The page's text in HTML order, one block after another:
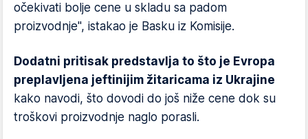
očekivati bolje cene u skladu sa padom
proizvodnje", istakao je Basku iz Komisije.
Dodatni pritisak predstavlja to što je Evropa
preplavljena jeftinijim žitaricama iz Ukrajine
kako navodi, što dovodi do još niže cene dok su
troškovi proizvodnje naglo porasli.